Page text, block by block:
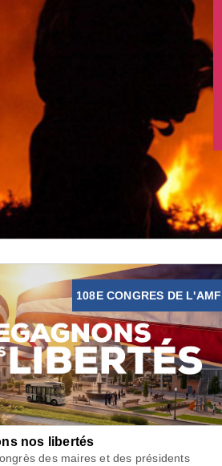
108E CONGRES DE L'AMF
nos libertés
des maires et des présidents